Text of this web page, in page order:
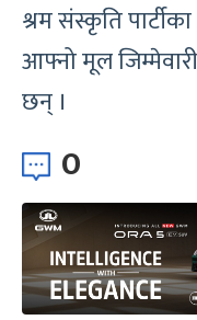
श्रम संस्कृति
आफ्नो मूल
छन् ।
0